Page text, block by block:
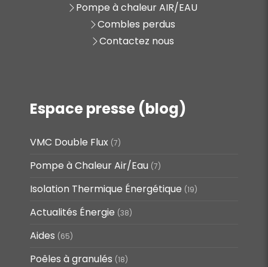
Pompe à chaleur AIR/EAU
Combles perdus
Contactez nous
Espace presse (blog)
VMC Double Flux (7)
Pompe à Chaleur Air/Eau (7)
Isolation Thermique Énergétique (19)
Actualités Énergie (38)
Aides (65)
Poêles à granulés (18)